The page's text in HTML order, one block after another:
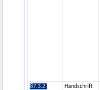
87.3.2.
Handschrift